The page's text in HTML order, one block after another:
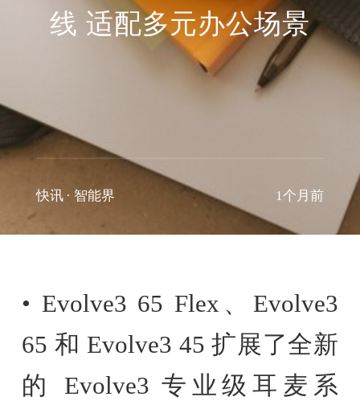
线 适配多元办公场景
快讯 · 智能界 1个月前
• Evolve3 65 Flex、Evolve3
65 和 Evolve3 45 扩展了全新
的 Evolve3 专业级耳麦系